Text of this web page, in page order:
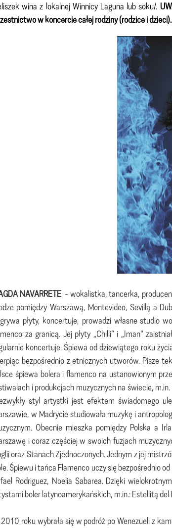
wina z lokalnej Winnicy Laguna lub soku/.
w koncercie całej rodziny (rodzice i dzieci).
NAVARRETE - wokalistka, tancerka,
pomiędzy Warszawą, Montevideo, Sevillą a
płyty, koncertuje, prowadzi własne studio
za granicą. Jej płyty „Chilli” i „Iman”
koncertuje. Śpiewa od dziewiątego roku
bezpośrednio z etnicznych utworów. Pisze
śpiewa bolera i flamenco na ustanowionym
i produkcjach muzycznych na świecie,
styl artystki jest efektem świadomego
w Madrycie studiowała muzykę i
Obecnie mieszka pomiędzy Polska a
i coraz częściej w swoich fuzjach
oraz Stanach Zjednoczonych. Jednym z jej
Śpiewu i tańca Flamenco uczy się bezpośrednio
Rodriguez, Noelia Sabarea. Dzięki
boler latynoamerykańskich, m.in.: Estellitą
roku wybrała się w podróż po Wenezueli z